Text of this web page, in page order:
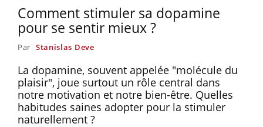
Comment stimuler sa dopamine
pour se sentir mieux ?
Par Stanislas Deve
La dopamine, souvent appelée "molécule du
plaisir", joue surtout un rôle central dans
notre motivation et notre bien-être. Quelles
habitudes saines adopter pour la stimuler
naturellement ?